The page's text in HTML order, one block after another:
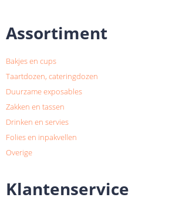
Assortiment
Bakjes en cups
Taartdozen, cateringdozen
Duurzame exposables
Zakken en tassen
Drinken en servies
Folies en inpakvellen
Overige
Klantenservice